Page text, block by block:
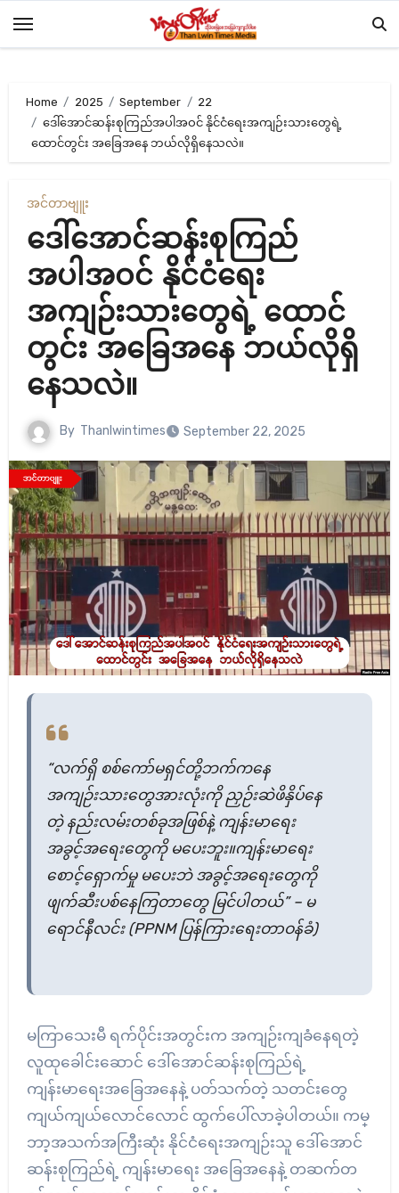
Home 2025 September
22
ဒေါ်အောင်ဆန်းစုကြည်အပါအဝင် နိုင်ငံရေးအကျဉ်းသားတွေရဲ့
ထောင်တွင်း အခြေအနေ ဘယ်လိုရှိနေသလဲ။
အင်တာဗျူး
ဒေါ်အောင်ဆန်းစုကြည်
အပါအဝင် နိုင်ငံရေး
အကျဉ်းသားတွေရဲ့ ထောင်
တွင်း အခြေအနေ ဘယ်လိုရှိ
နေသလဲ။
By Thanlwintimes September 22, 2025
“လက်ရှိ စစ်ကော်မရှင်တို့ဘက်ကနေ
အကျဉ်းသားတွေအားလုံးကို ညှဉ်းဆဲဖိနှိပ်နေ
တဲ့ နည်းလမ်းတစ်ခုအဖြစ်နဲ့ ကျန်းမာရေး
အခွင့်အရေးတွေကို မပေးဘူး။ကျန်းမာရေး
စောင့်ရှောက်မှု မပေးဘဲ အခွင့်အရေးတွေကို
ဖျက်ဆီးပစ်နေကြတာတွေ မြင်ပါတယ်” – မ
ရောင်နီလင်း (PPNM ပြန်ကြားရေးတာဝန်ခံ)
မကြာသေးမီ ရက်ပိုင်းအတွင်းက အကျဉ်းကျခံနေရတဲ့
လူထုခေါင်းဆောင် ဒေါ်အောင်ဆန်းစုကြည်ရဲ့
ကျန်းမာရေးအခြေအနေနဲ့ ပတ်သက်တဲ့ သတင်းတွေ
ကျယ်ကျယ်လောင်လောင် ထွက်ပေါ်လာခဲ့ပါတယ်။ ကမ္
ဘာ့အသက်အကြီးဆုံး နိုင်ငံရေးအကျဉ်းသူ ဒေါ်အောင်
ဆန်းစုကြည်ရဲ့ ကျန်းမာရေး အခြေအနေနဲ့ တဆက်တ